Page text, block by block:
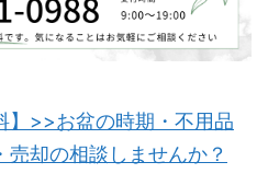
】>>お盆の時期・不用品
却の相談しませんか？